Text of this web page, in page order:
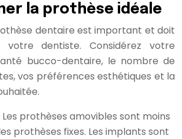
la prothèse idéale
dentaire est important et doit
dentiste. Considérez votre
bucco-dentaire, le nombre de
vos préférences esthétiques et la
prothèses amovibles sont moins
prothèses fixes. Les implants sont